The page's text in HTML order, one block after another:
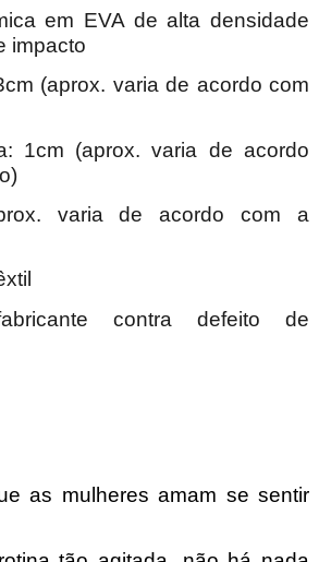
em EVA de alta densidade
impacto
(aprox. varia de acordo com
1cm (aprox. varia de acordo
varia de acordo com a
contra defeito de
as mulheres amam se sentir